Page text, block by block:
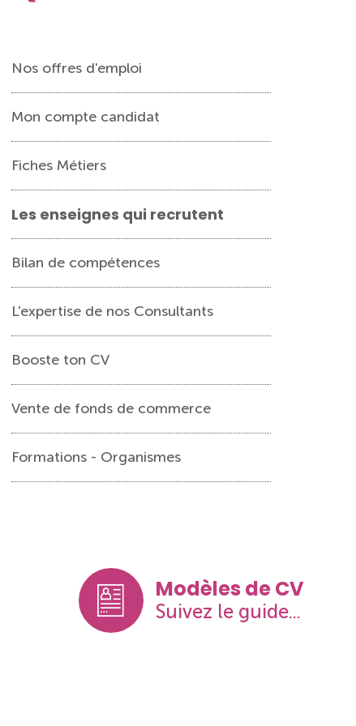
Nos offres d'emploi
Mon compte candidat
Fiches Métiers
Les enseignes qui recrutent
Bilan de compétences
L'expertise de nos Consultants
Booste ton CV
Vente de fonds de commerce
Formations - Organismes
Modèles de CV
Suivez le guide...